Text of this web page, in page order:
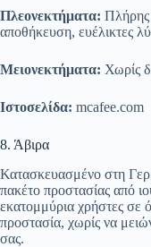
Πλεονεκτήματα: Πλήρης
αποθήκευση, ευέλικτες
Μειονεκτήματα: Χωρίς
Ιστοσελίδα: mcafee.com
8. Άβιρα
Κατασκευασμένο στη
πακέτο προστασίας από
εκατομμύρια χρήστες σε
προστασία, χωρίς να
σας.